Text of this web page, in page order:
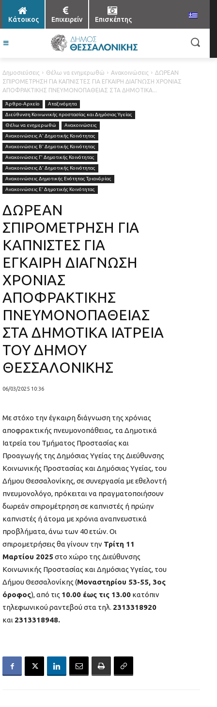
Κάτοικος Επιχειρείν Επισκέπτης
Δημοσιεύσεις Θέλω να ενημερωθώ Ανακοινώσεις
ΔΩΡΕΑΝ
ΣΠΙΡΟΜΕΤΡΗΣΗ ΓΙΑ ΚΑΠΝΙΣΤΕΣ ΓΙΑ ΕΓΚΑΙΡΗ ΔΙΑΓΝΩΣΗ ΧΡΟΝΙΑΣ
ΑΠΟΦΡΑΚΤΙΚΗΣ ΠΝΕΥΜΟΝΟΠΑΘΕΙΑΣ ΣΤΑ ΔΗΜΟΤΙΚΑ...
Άρθρο-Αρχείο
Αταξινόμητα
Διεύθυνση Κοινωνικής προστασίας και Δημόσιας Υγείας
Θέλω να ενημερωθώ
Ανακοινώσεις
Ανακοινώσεις Α' Δημοτικής Κοινότητας
Ανακοινώσεις Β' Δημοτικής Κοινότητας
Ανακοινώσεις Γ' Δημοτικής Κοινότητας
Ανακοινώσεις Δ' Δημοτικής Κοινότητας
Ανακοινώσεις Δημοτικής Ενότητας Τριανδρίας
Ανακοινώσεις Ε' Δημοτικής Κοινότητας
ΔΩΡΕΑΝ
ΣΠΙΡΟΜΕΤΡΗΣΗ ΓΙΑ
ΚΑΠΝΙΣΤΕΣ ΓΙΑ
ΕΓΚΑΙΡΗ ΔΙΑΓΝΩΣΗ
ΧΡΟΝΙΑΣ
ΑΠΟΦΡΑΚΤΙΚΗΣ
ΠΝΕΥΜΟΝΟΠΑΘΕΙΑΣ
ΣΤΑ ΔΗΜΟΤΙΚΑ ΙΑΤΡΕΙΑ
ΤΟΥ ΔΗΜΟΥ
ΘΕΣΣΑΛΟΝΙΚΗΣ
06/03/2025 10:36
Με στόχο την έγκαιρη διάγνωση της χρόνιας
αποφρακτικής πνευμονοπάθειας, τα Δημοτικά
Ιατρεία του Τμήματος Προστασίας και
Προαγωγής της Δημόσιας Υγείας της Διεύθυνσης
Κοινωνικής Προστασίας και Δημόσιας Υγείας, του
Δήμου Θεσσαλονίκης, σε συνεργασία με εθελοντή
πνευμονολόγο, πρόκειται να πραγματοποιήσουν
δωρεάν σπιρομέτρηση σε καπνιστές ή πρώην
καπνιστές ή άτομα με χρόνια αναπνευστικά
προβλήματα, άνω των 40 ετών. Οι
σπιρομετρήσεις θα γίνουν την Τρίτη 11
Μαρτίου 2025 στο χώρο της Διεύθυνσης
Κοινωνικής Προστασίας και Δημόσιας Υγείας, του
Δήμου Θεσσαλονίκης (Μοναστηρίου 53-55, 3ος
όροφος), από τις 10.00 έως τις 13.00 κατόπιν
τηλεφωνικού ραντεβού στα τηλ. 2313318920
και 2313318948.